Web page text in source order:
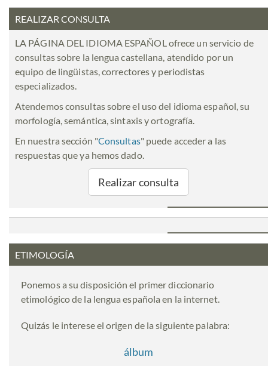
REALIZAR CONSULTA
LA PÁGINA DEL IDIOMA ESPAÑOL ofrece un servicio de
consultas sobre la lengua castellana, atendido por un
equipo de lingüistas, correctores y periodistas
especializados.
Atendemos consultas sobre el uso del idioma español, su
morfología, semántica, sintaxis y ortografía.
En nuestra sección "Consultas" puede acceder a las
respuestas que ya hemos dado.
Realizar consulta
ETIMOLOGÍA
Ponemos a su disposición el primer diccionario
etimológico de la lengua española en la internet.
Quizás le interese el origen de la siguiente palabra:
álbum